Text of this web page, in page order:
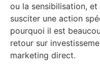
ou la sensibilisation,
susciter une action
pourquoi il est
retour sur
marketing direct.